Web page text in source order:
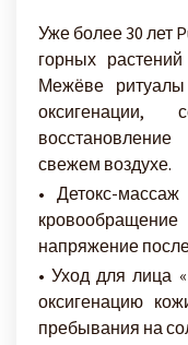
Уже более 30 лет
горных
Межёве
оксигенации,
свежем воздухе.
• Детокс-
напряжение
• Уход для лица
оксигенацию
пребывания на